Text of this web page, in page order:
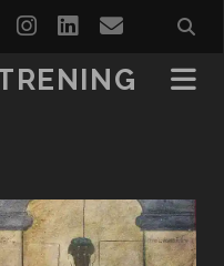
instagram
linkedinemail